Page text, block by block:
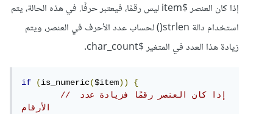
إذا كان العنصر $item ليس رقمًا، فيعتبر حرفًا. في هذه الحالة، يتم
استخدام دالة strlen() لحساب عدد الأحرف في العنصر، ويتم
زيادة هذا العدد في المتغير $char_count.
if (is_numeric($item))
{
// إذا كان العنصر رقمًا فزيادة عدد
الأرقام